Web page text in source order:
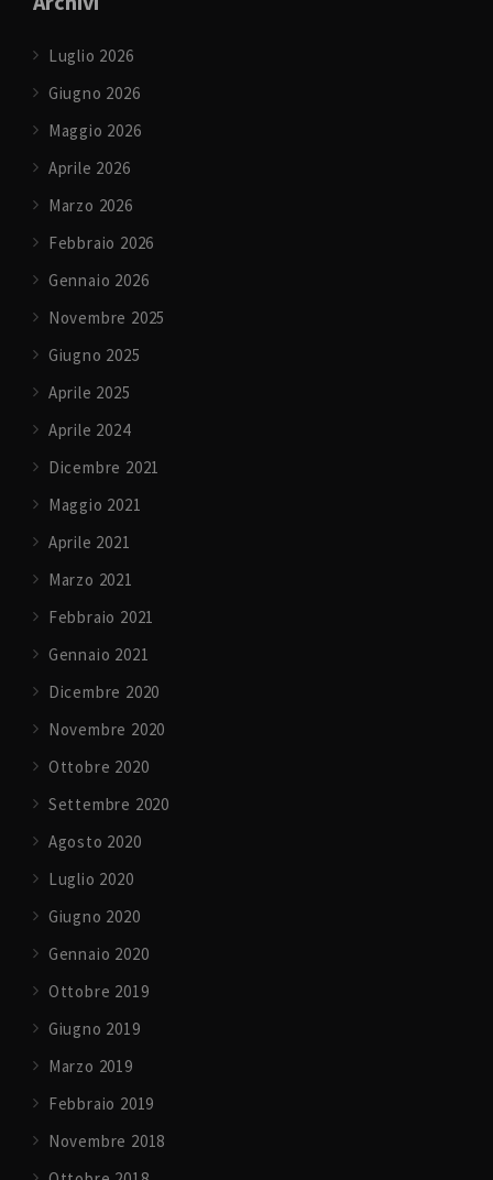
Luglio 2026
Giugno 2026
Maggio 2026
Aprile 2026
Marzo 2026
Febbraio 2026
Gennaio 2026
Novembre 2025
Giugno 2025
Aprile 2025
Aprile 2024
Dicembre 2021
Maggio 2021
Aprile 2021
Marzo 2021
Febbraio 2021
Gennaio 2021
Dicembre 2020
Novembre 2020
Ottobre 2020
Settembre 2020
Agosto 2020
Luglio 2020
Giugno 2020
Gennaio 2020
Ottobre 2019
Giugno 2019
Marzo 2019
Febbraio 2019
Novembre 2018